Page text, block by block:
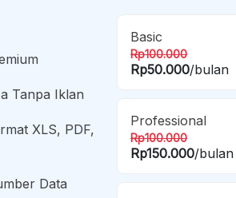
Tanpa Iklan
XLS, PDF,
Data
Basic
Rp100.000
Rp50.000/bulan
Professional
Rp100.000
Rp150.000/bulan